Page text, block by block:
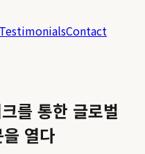
TestimonialsContact
를 통한 글로벌
열다